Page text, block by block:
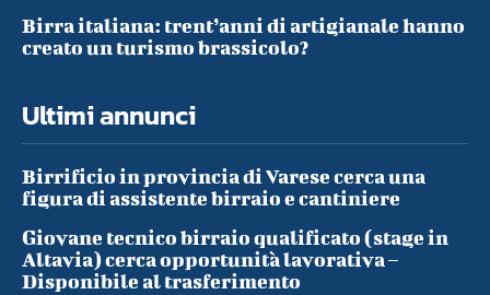
Birra italiana: trent’anni di artigianale hanno
creato un turismo brassicolo?
Ultimi annunci
Birrificio in provincia di Varese cerca una
figura di assistente birraio e cantiniere
Giovane tecnico birraio qualificato (stage in
Altavia) cerca opportunità lavorativa –
Disponibile al trasferimento